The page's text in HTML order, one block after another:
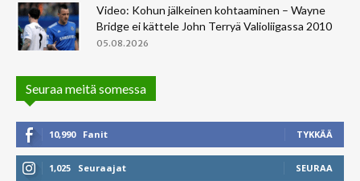
Video: Kohun jälkeinen kohtaaminen – Wayne
Bridge ei kättele John Terryä Valioliigassa 2010
05.08.2026
Seuraa meitä somessa
10,990 Fanit TYKKÄÄ
1,025 Seuraajat SEURAA